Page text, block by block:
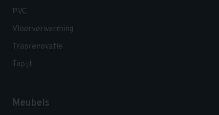
PVC
Vloerverwarming
Traprenovatie
Tapijt
Meubels